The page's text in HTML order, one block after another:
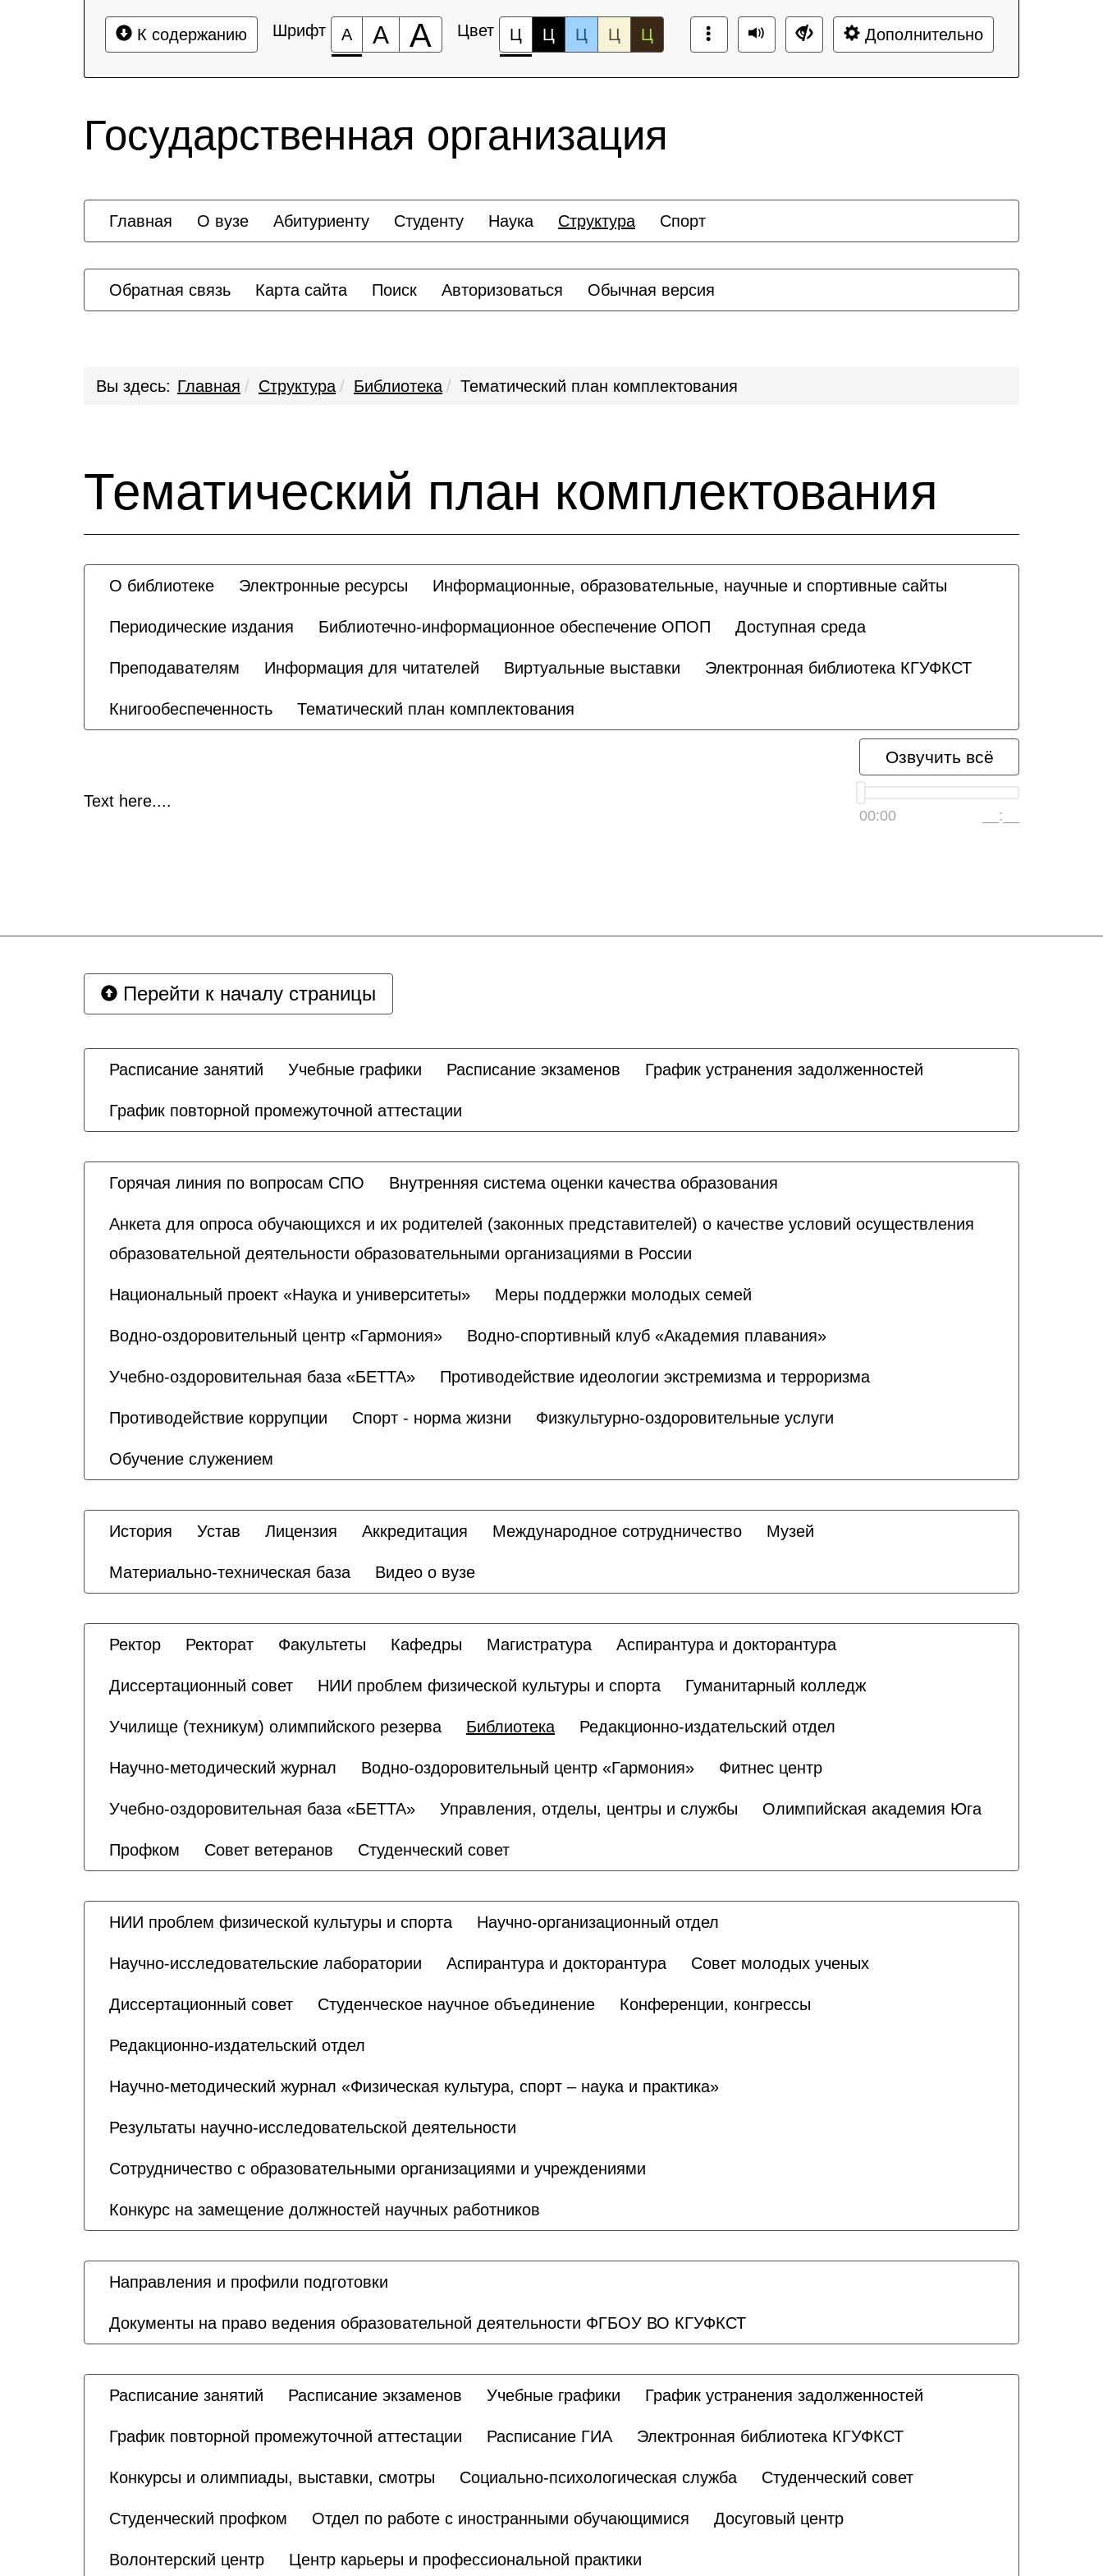
К содержанию Шрифт А А А Цвет Ц Ц Ц Ц Ц Дополнительно
Государственная организация
Главная О вузе Абитуриенту Студенту Наука Структура Спорт
Обратная связь Карта сайта Поиск Авторизоваться Обычная версия
Вы здесь: Главная Структура Библиотека Тематический план комплектования
Тематический план комплектования
О библиотеке Электронные ресурсы Информационные, образовательные, научные и спортивные сайты
Периодические издания Библиотечно-информационное обеспечение ОПОП Доступная среда
Преподавателям Информация для читателей Виртуальные выставки Электронная библиотека КГУФКСТ
Книгообеспеченность Тематический план комплектования
Озвучить всё
00:00 __:__
Text here....
Перейти к началу страницы
Расписание занятий Учебные графики Расписание экзаменов График устранения задолженностей
График повторной промежуточной аттестации
Горячая линия по вопросам СПО Внутренняя система оценки качества образования
Анкета для опроса обучающихся и их родителей (законных представителей) о качестве условий осуществления
образовательной деятельности образовательными организациями в России
Национальный проект «Наука и университеты» Меры поддержки молодых семей
Водно-оздоровительный центр «Гармония» Водно-спортивный клуб «Академия плавания»
Учебно-оздоровительная база «БЕТТА» Противодействие идеологии экстремизма и терроризма
Противодействие коррупции Спорт - норма жизни Физкультурно-оздоровительные услуги
Обучение служением
История Устав Лицензия Аккредитация Международное сотрудничество Музей
Материально-техническая база Видео о вузе
Ректор Ректорат Факультеты Кафедры Магистратура Аспирантура и докторантура
Диссертационный совет НИИ проблем физической культуры и спорта Гуманитарный колледж
Училище (техникум) олимпийского резерва Библиотека Редакционно-издательский отдел
Научно-методический журнал Водно-оздоровительный центр «Гармония» Фитнес центр
Учебно-оздоровительная база «БЕТТА» Управления, отделы, центры и службы Олимпийская академия Юга
Профком Совет ветеранов Студенческий совет
НИИ проблем физической культуры и спорта Научно-организационный отдел
Научно-исследовательские лаборатории Аспирантура и докторантура Совет молодых ученых
Диссертационный совет Студенческое научное объединение Конференции, конгрессы
Редакционно-издательский отдел
Научно-методический журнал «Физическая культура, спорт – наука и практика»
Результаты научно-исследовательской деятельности
Сотрудничество с образовательными организациями и учреждениями
Конкурс на замещение должностей научных работников
Направления и профили подготовки
Документы на право ведения образовательной деятельности ФГБОУ ВО КГУФКСТ
Расписание занятий Расписание экзаменов Учебные графики График устранения задолженностей
График повторной промежуточной аттестации Расписание ГИА Электронная библиотека КГУФКСТ
Конкурсы и олимпиады, выставки, смотры Социально-психологическая служба Студенческий совет
Студенческий профком Отдел по работе с иностранными обучающимися Досуговый центр
Волонтерский центр Центр карьеры и профессиональной практики